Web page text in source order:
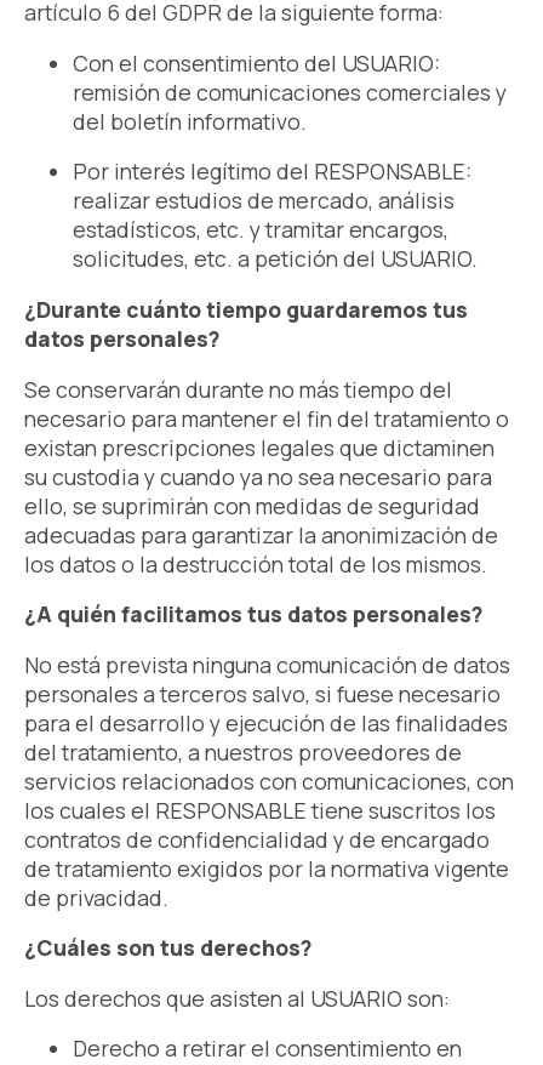
artículo 6 del GDPR de la siguiente forma:
Con el consentimiento del USUARIO:
remisión de comunicaciones comerciales y
del boletín informativo.
Por interés legítimo del RESPONSABLE:
realizar estudios de mercado, análisis
estadísticos, etc. y tramitar encargos,
solicitudes, etc. a petición del USUARIO.
¿Durante cuánto tiempo guardaremos tus
datos personales?
Se conservarán durante no más tiempo del
necesario para mantener el fin del tratamiento o
existan prescripciones legales que dictaminen
su custodia y cuando ya no sea necesario para
ello, se suprimirán con medidas de seguridad
adecuadas para garantizar la anonimización de
los datos o la destrucción total de los mismos.
¿A quién facilitamos tus datos personales?
No está prevista ninguna comunicación de datos
personales a terceros salvo, si fuese necesario
para el desarrollo y ejecución de las finalidades
del tratamiento, a nuestros proveedores de
servicios relacionados con comunicaciones, con
los cuales el RESPONSABLE tiene suscritos los
contratos de confidencialidad y de encargado
de tratamiento exigidos por la normativa vigente
de privacidad.
¿Cuáles son tus derechos?
Los derechos que asisten al USUARIO son:
Derecho a retirar el consentimiento en